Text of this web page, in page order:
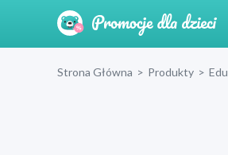
Strona Główna > Produkty >